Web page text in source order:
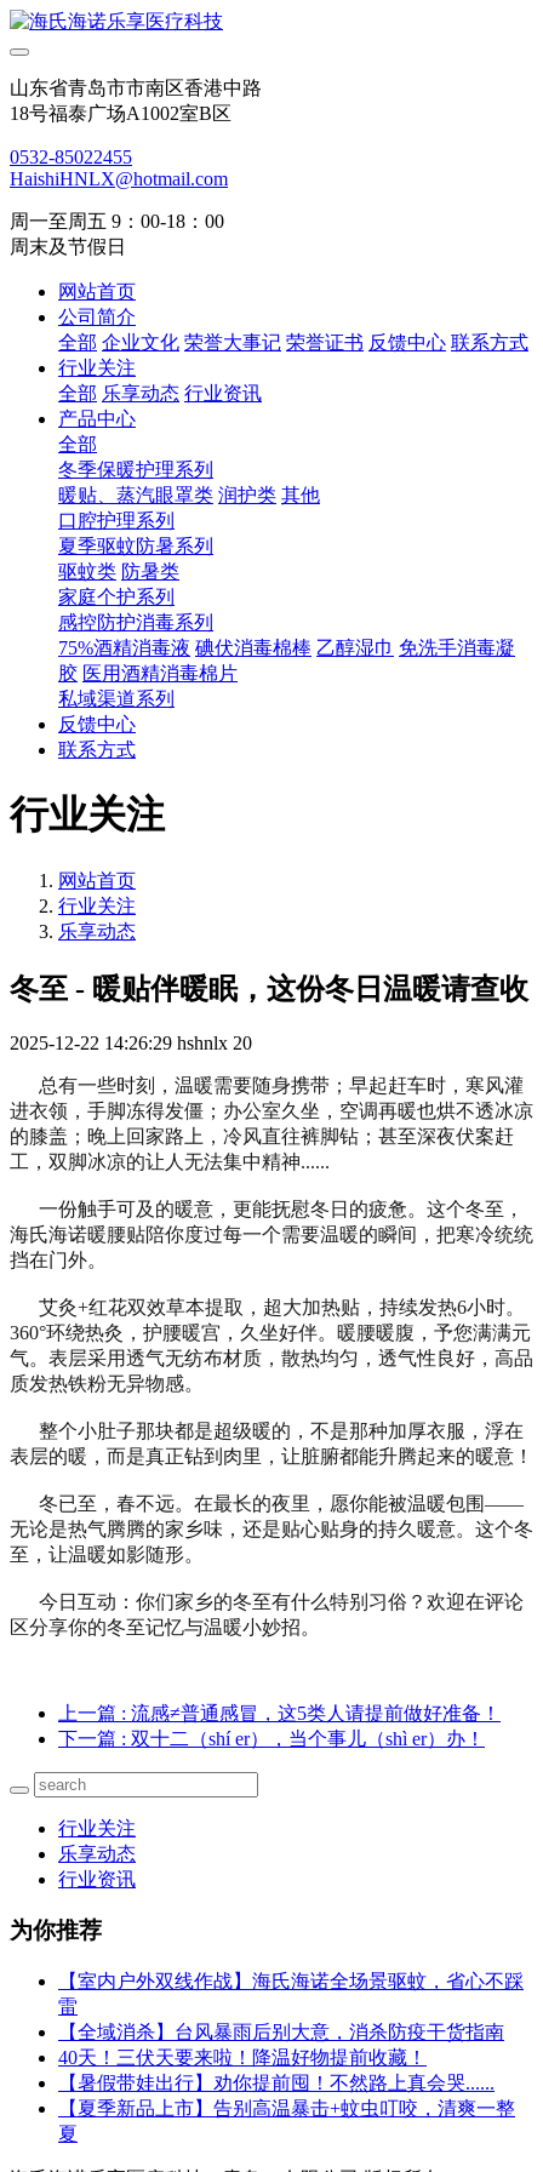
山东省青岛市市南区香港中路
18号福泰广场A1002室B区
0532-85022455
HaishiHNLX@hotmail.com
周一至周五 9：00-18：00
周末及节假日
网站首页
公司简介
全部 企业文化 荣誉大事记 荣誉证书 反馈中心 联系方式
行业关注
全部 乐享动态 行业资讯
产品中心
全部
冬季保暖护理系列
暖贴、蒸汽眼罩类 润护类 其他
口腔护理系列
夏季驱蚊防暑系列
驱蚊类 防暑类
家庭个护系列
感控防护消毒系列
75%酒精消毒液 碘伏消毒棉棒 乙醇湿巾 免洗手消毒凝
胶 医用酒精消毒棉片
私域渠道系列
反馈中心
联系方式
行业关注
网站首页
行业关注
乐享动态
冬至 - 暖贴伴暖眠，这份冬日温暖请查收
2025-12-22 14:26:29 hshnlx 20
总有一些时刻，温暖需要随身携带；早起赶车时，寒风灌
进衣领，手脚冻得发僵；办公室久坐，空调再暖也烘不透冰凉
的膝盖；晚上回家路上，冷风直往裤脚钻；甚至深夜伏案赶
工，双脚冰凉的让人无法集中精神......
一份触手可及的暖意，更能抚慰冬日的疲惫。这个冬至，
海氏海诺暖腰贴陪你度过每一个需要温暖的瞬间，把寒冷统统
挡在门外。
艾灸+红花双效草本提取，超大加热贴，持续发热6小时。
360°环绕热灸，护腰暖宫，久坐好伴。暖腰暖腹，予您满满元
气。表层采用透气无纺布材质，散热均匀，透气性良好，高品
质发热铁粉无异物感。
整个小肚子那块都是超级暖的，不是那种加厚衣服，浮在
表层的暖，而是真正钻到肉里，让脏腑都能升腾起来的暖意！
冬已至，春不远。在最长的夜里，愿你能被温暖包围——
无论是热气腾腾的家乡味，还是贴心贴身的持久暖意。这个冬
至，让温暖如影随形。
今日互动：你们家乡的冬至有什么特别习俗？欢迎在评论
区分享你的冬至记忆与温暖小妙招。
上一篇 : 流感≠普通感冒，这5类人请提前做好准备！
下一篇 : 双十二（shí er），当个事儿（shì er）办！
行业关注
乐享动态
行业资讯
为你推荐
【室内户外双线作战】海氏海诺全场景驱蚊，省心不踩
雷
【全域消杀】台风暴雨后别大意，消杀防疫干货指南
40天！三伏天要来啦！降温好物提前收藏！
【暑假带娃出行】劝你提前囤！不然路上真会哭......
【夏季新品上市】告别高温暴击+蚊虫叮咬，清爽一整
夏